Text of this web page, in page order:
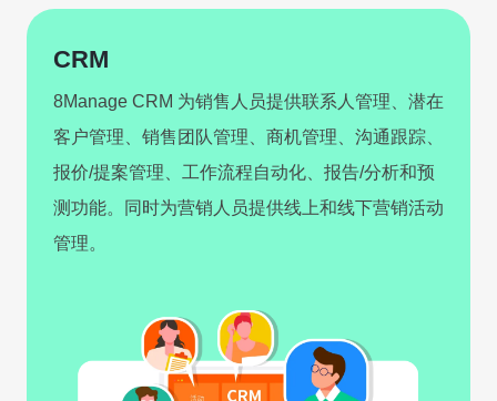
CRM
8Manage CRM 为销售人员提供联系人管理、潜在
客户管理、销售团队管理、商机管理、沟通跟踪、
报价/提案管理、工作流程自动化、报告/分析和预
测功能。同时为营销人员提供线上和线下营销活动
管理。